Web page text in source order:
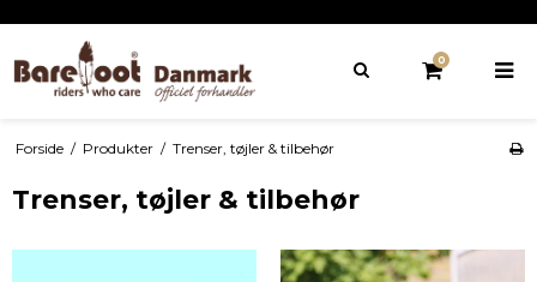
0
Forside / Produkter / Trenser, tøjler & tilbehør
Trenser, tøjler & tilbehør